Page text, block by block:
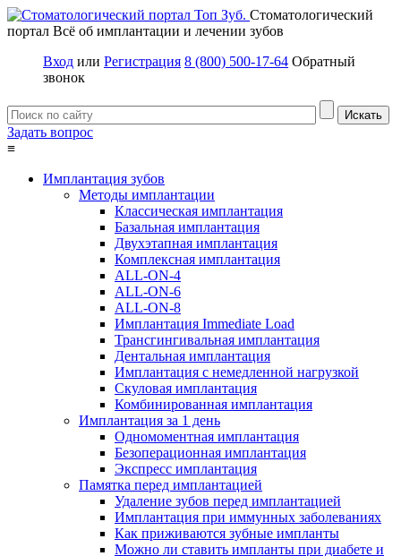
Стоматологический
портал Всё об имплантации и лечении зубов
Вход или Регистрация 8 (800) 500-17-64 Обратный
звонок
Задать вопрос
≡
Имплантация зубов
Методы имплантации
Классическая имплантация
Базальная имплантация
Двухэтапная имплантация
Комплексная имплантация
ALL-ON-4
ALL-ON-6
ALL-ON-8
Имплантация Immediate Load
Трансгингивальная имплантация
Дентальная имплантация
Имплантация с немедленной нагрузкой
Скуловая имплантация
Комбинированная имплантация
Имплантация за 1 день
Одномоментная имплантация
Безоперационная имплантация
Экспресс имплантация
Памятка перед имплантацией
Удаление зубов перед имплантацией
Имплантация при иммунных заболеваниях
Как приживаются зубные импланты
Можно ли ставить импланты при диабете и